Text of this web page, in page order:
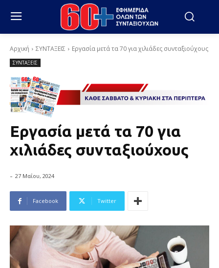
Αρχική ΣΥΝΤΑΞΕΙΣ Εργασία μετά τα 70 για χιλιάδες συνταξιούχους
ΣΥΝΤΑΞΕΙΣ
Εργασία μετά τα 70 για
χιλιάδες συνταξιούχους
- 27 Μαΐου, 2024
Facebook Twitter